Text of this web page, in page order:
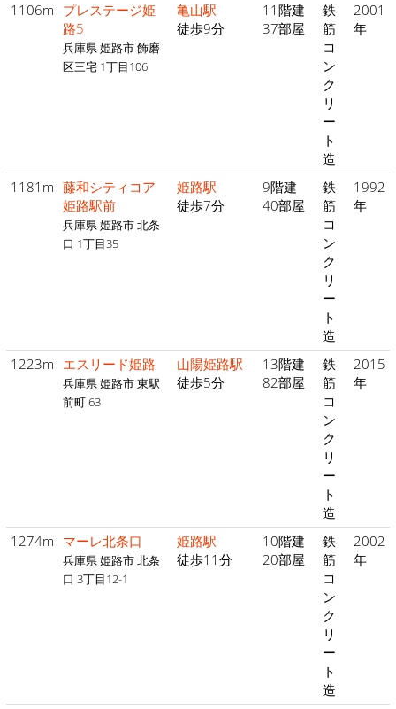
1106m プレステージ姫
路5
兵庫県 姫路市 飾磨
区三宅 1丁目106
亀山駅
徒歩9分
11階建
37部屋
鉄
筋
コ
ン
ク
リ
ー
ト
造
2001
年
1181m 藤和シティコア
姫路駅前
兵庫県 姫路市 北条
口 1丁目35
姫路駅
徒歩7分
9階建
40部屋
鉄
筋
コ
ン
ク
リ
ー
ト
造
1992
年
1223m エスリード姫路
兵庫県 姫路市 東駅
前町 63
山陽姫路駅
徒歩5分
13階建
82部屋
鉄
筋
コ
ン
ク
リ
ー
ト
造
2015
年
1274m マーレ北条口
兵庫県 姫路市 北条
口 3丁目12-1
姫路駅
徒歩11分
10階建
20部屋
鉄
筋
コ
ン
ク
リ
ー
ト
造
2002
年